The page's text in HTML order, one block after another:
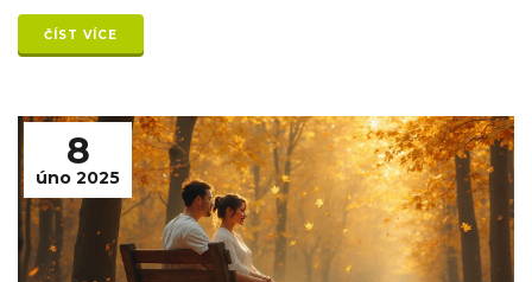
ČÍST VÍCE
8
úno 2025